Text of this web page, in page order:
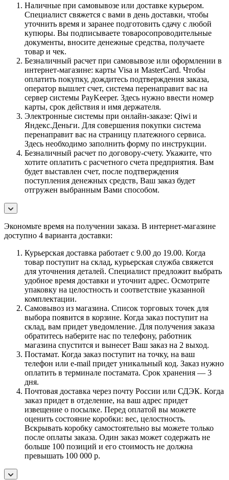
Наличные при самовывозе или доставке курьером.
Специалист свяжется с вами в день доставки, чтобы
уточнить время и заранее подготовить сдачу с любой
купюры. Вы подписываете товаросопроводительные
документы, вносите денежные средства, получаете
товар и чек.
Безналичный расчет при самовывозе или оформлении в
интернет-магазине: карты Visa и MasterCard. Чтобы
оплатить покупку, дождитесь подтверждения заказа,
оператор вышлет счет, система перенаправит вас на
сервер системы PayKeeper. Здесь нужно ввести номер
карты, срок действия и имя держателя.
Электронные системы при онлайн-заказе: Qiwi и
Яндекс.Деньги. Для совершения покупки система
перенаправит вас на страницу платежного сервиса.
Здесь необходимо заполнить форму по инструкции.
Безналичный расчет по договору-счету. Укажите, что
хотите оплатить с расчетного счета предприятия. Вам
будет выставлен счет, после подтверждения
поступления денежных средств, Ваш заказ будет
отгружен выбранным Вами способом.
Экономьте время на получении заказа. В интернет-магазине
доступно 4 варианта доставки:
Курьерская доставка работает с 9.00 до 19.00. Когда
товар поступит на склад, курьерская служба свяжется
для уточнения деталей. Специалист предложит выбрать
удобное время доставки и уточнит адрес. Осмотрите
упаковку на целостность и соответствие указанной
комплектации.
Самовывоз из магазина. Список торговых точек для
выбора появится в корзине. Когда заказ поступит на
склад, вам придет уведомление. Для получения заказа
обратитесь наберите нас по телефону, работник
магазина спустится и вынесет Ваш заказ на 2 выход.
Постамат. Когда заказ поступит на точку, на ваш
телефон или e-mail придет уникальный код. Заказ нужно
оплатить в терминале постамата. Срок хранения — 3
дня.
Почтовая доставка через почту России или СДЭК. Когда
заказ придет в отделение, на ваш адрес придет
извещение о посылке. Перед оплатой вы можете
оценить состояние коробки: вес, целостность.
Вскрывать коробку самостоятельно вы можете только
после оплаты заказа. Один заказ может содержать не
больше 100 позиций и его стоимость не должна
превышать 100 000 р.